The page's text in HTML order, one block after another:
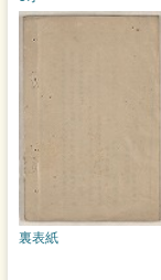
裏表紙